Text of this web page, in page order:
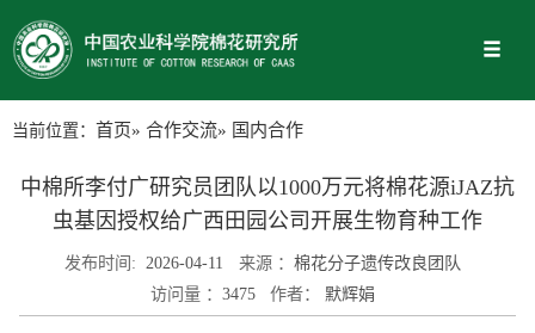
当前位置： 首页» 合作交流» 国内合作
中棉所李付广研究员团队以1000万元将棉花源iJAZ抗
虫基因授权给广西田园公司开展生物育种工作
发布时间: 2026-04-11 来源 ： 棉花分子遗传改良团队
访问量 ： 3475 作者： 默辉娟